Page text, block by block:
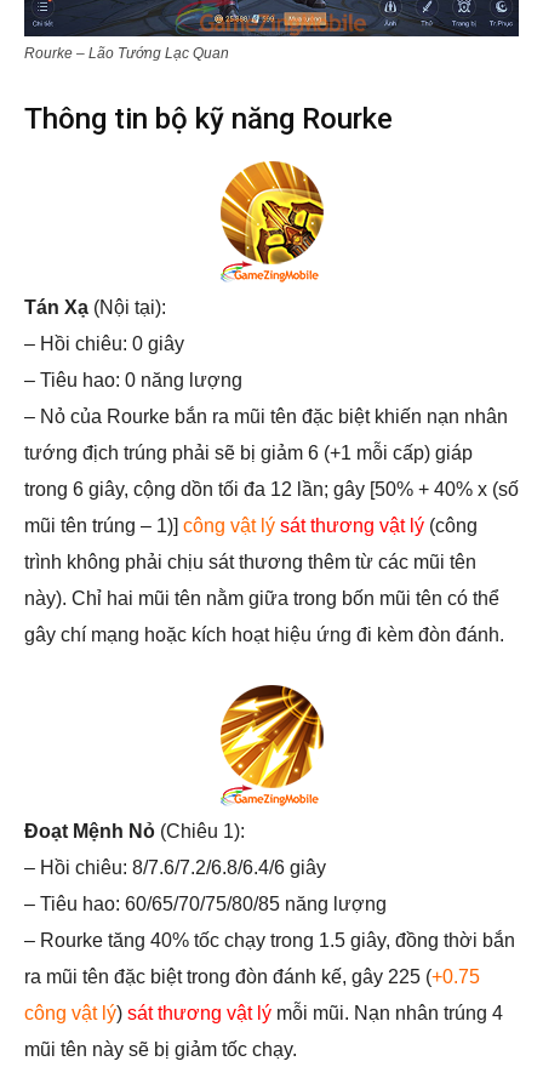
Rourke – Lão Tướng Lạc Quan
Thông tin bộ kỹ năng Rourke
Tán Xạ (Nội tại):
– Hồi chiêu: 0 giây
– Tiêu hao: 0 năng lượng
– Nỏ của Rourke bắn ra mũi tên đặc biệt khiến nạn nhân
tướng địch trúng phải sẽ bị giảm 6 (+1 mỗi cấp) giáp
trong 6 giây, cộng dồn tối đa 12 lần; gây [50% + 40% x (số
mũi tên trúng – 1)] công vật lý sát thương vật lý (công
trình không phải chịu sát thương thêm từ các mũi tên
này). Chỉ hai mũi tên nằm giữa trong bốn mũi tên có thể
gây chí mạng hoặc kích hoạt hiệu ứng đi kèm đòn đánh.
Đoạt Mệnh Nỏ (Chiêu 1):
– Hồi chiêu: 8/7.6/7.2/6.8/6.4/6 giây
– Tiêu hao: 60/65/70/75/80/85 năng lượng
– Rourke tăng 40% tốc chạy trong 1.5 giây, đồng thời bắn
ra mũi tên đặc biệt trong đòn đánh kế, gây 225 (+0.75
công vật lý) sát thương vật lý mỗi mũi. Nạn nhân trúng 4
mũi tên này sẽ bị giảm tốc chạy.